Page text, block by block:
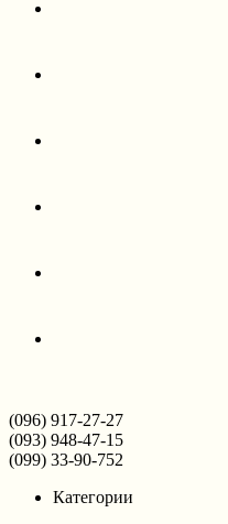
(096) 917-27-27
(093) 948-47-15
(099) 33-90-752
Категории